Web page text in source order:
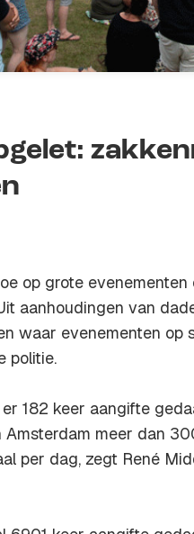
op grote evenementen
aanhoudingen van
waar evenementen op
politie.
182 keer aangifte
meer dan
per dag, zegt René